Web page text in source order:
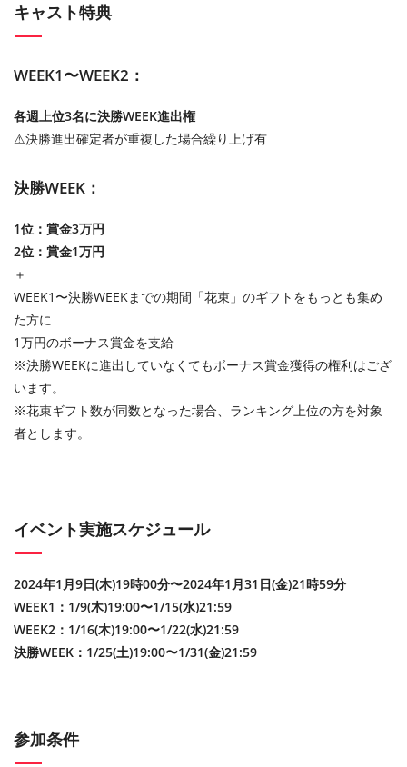
キャスト特典
WEEK1〜WEEK2：
各週上位3名に決勝WEEK進出権
⚠︎決勝進出確定者が重複した場合繰り上げ有
決勝WEEK：
1位：賞金3万円
2位：賞金1万円
＋
WEEK1〜決勝WEEKまでの期間「花束」のギフトをもっとも集め
た方に
1万円のボーナス賞金を支給
※決勝WEEKに進出していなくてもボーナス賞金獲得の権利はござ
います。
※花束ギフト数が同数となった場合、ランキング上位の方を対象
者とします。
イベント実施スケジュール
2024年1月9日(木)19時00分〜2024年1月31日(金)21時59分
WEEK1：1/9(木)19:00〜1/15(水)21:59
WEEK2：1/16(木)19:00〜1/22(水)21:59
決勝WEEK：1/25(土)19:00〜1/31(金)21:59
参加条件